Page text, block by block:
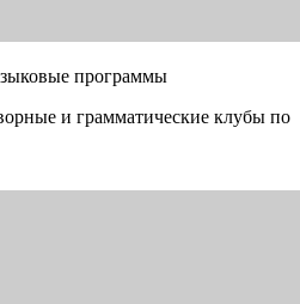
программы
и грамматические клубы по